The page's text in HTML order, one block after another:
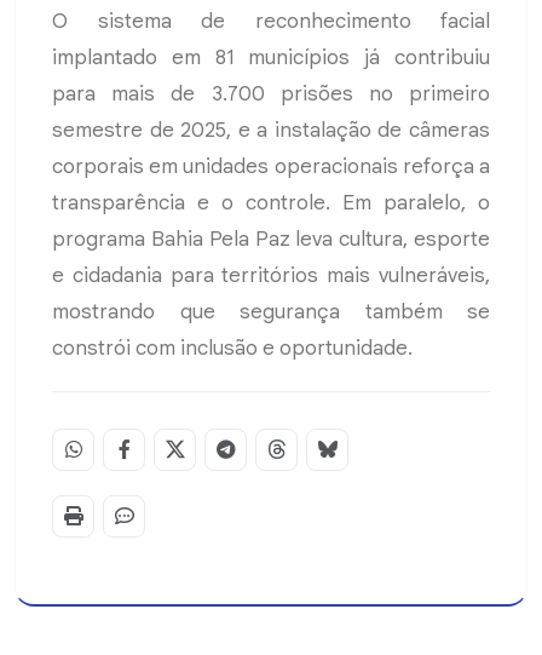
O sistema de reconhecimento facial
implantado em 81 municípios já contribuiu
para mais de 3.700 prisões no primeiro
semestre de 2025, e a instalação de câmeras
corporais em unidades operacionais reforça a
transparência e o controle. Em paralelo, o
programa Bahia Pela Paz leva cultura, esporte
e cidadania para territórios mais vulneráveis,
mostrando que segurança também se
constrói com inclusão e oportunidade.